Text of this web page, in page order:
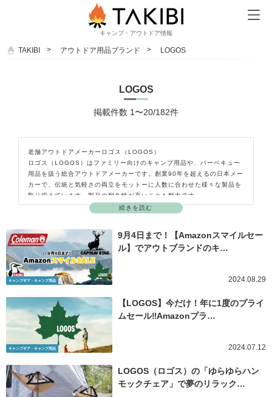
キャンプ・アウトドア情報
TAKIBI アウトドア用品ブランド LOGOS
LOGOS
掲載件数 1〜20/182件
続きを読む
老舗アウトドアメーカーロゴス（LOGOS）
ロゴス（LOGOS）はファミリー向けのキャンプ用品や、バーベキュー
用品を扱う総合アウトドアメーカーです。創業90年を超えるの日本メー
カーで、伝統と気軽さの両立をモットーに人数に合わせた様々な製品を
取り揃えています。製品の耐久性が高いことも魅力です。
キャンプギア・キャンプ用品
9月4日まで！【Amazonスマイルセー
ル】でアウトブランドのキ…
2024.08.29
キャンプギア・キャンプ用品
【LOGOS】今だけ！年に1度のプライ
ムセール‼Amazonプラ…
2024.07.12
LOGOS（ロゴス）の「ゆらゆらハン
モックチェア」で夢のリラック…